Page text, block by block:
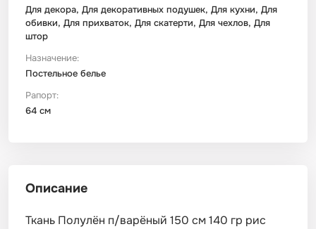
Для декора, Для декоративных подушек, Для кухни, Для
обивки, Для прихваток, Для скатерти, Для чехлов, Для
штор
Назначение:
Постельное белье
Рапорт:
64 см
Описание
Ткань Полулён п/варёный 150 см 140 гр рис